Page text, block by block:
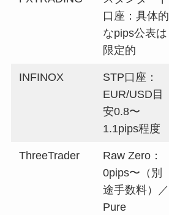
口座：具体的
なpips公表は
限定的
INFINOX
STP口座：
EUR/USD目
安0.8〜
1.1pips程度
ThreeTrader
Raw Zero：
0pips〜（別
途手数料）／
Pure